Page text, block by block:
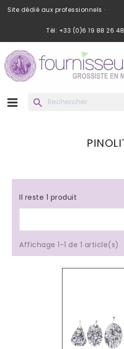
Site dédié aux professionnels ·
Tél: +33 (0)6 19 88 26 48
search
Il reste 1 produit
Affichage 1-1 de 1 article(s)